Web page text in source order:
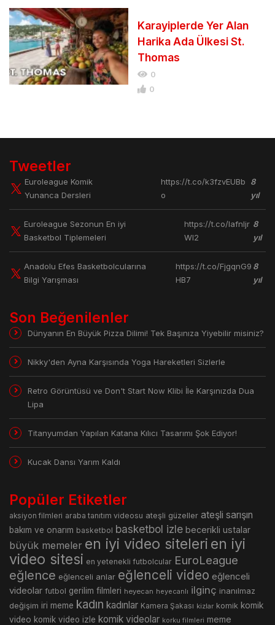
Karayiplerde Yer Alan
Harika Ada Ülkesi St.
Thomas
0
0
Tweetler
Euroleague Komik
Yunanca Dersleri
https://t.co/k3fzvEUBb
o
8
yıl
Euroleague Sezonun En iyi
Basketbol Tiplemeleri
https://t.co/lafnljr
Wl2
8
yıl
Anadolu Efes Basketbolcularına
Bilgi Yarışması
https://t.co/FjgqnG9
HB7
8
yıl
Son Beğenilenler
Dünyanın En Büyük Pizza Dilimi! Tek Başınıza Yiyebilir misiniz?
Nikky'den Ayna Karşısında Yoga Hareketleri Sizlerle
Retro Görüntüsü ve Don't Start Now Klibi İle Karşınızda Dua
Lipa
Titanyumdan Yapılan Katana Kılıcı Tasarımı Şok Ediyor!
Kucak Dansı Yarım Kaldı
Popüler Etiketler
aksiyon filmleri araba tanıtım videosu ateşli güzeller ateşli sarışın
bakım ve onarım basketbol basketbol izle becerikli ustalar
büyük memeler en iyi video siteleri en iyi
video sitesi en yetenekli futbolcular EuroLeague
eğlence eğlenceli anlar eğlenceli video eğlenceli
videolar futbol gerilim filmleri heyecan heyecanlı ilginç inanılmaz
değişim iri meme kadın kadınlar Kamera Şakası kizlar komik komik
video komik video izle komik videolar korku filmleri meme